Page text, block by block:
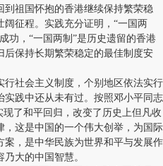
到祖国怀抱的香港继续保持繁荣稳
征程。实践充分证明，“一国两
功，“一国两制”是历史遗留的香港
后保持长期繁荣稳定的最佳制度安
社会主义制度，个别地区依法实行
践中还从未有过。按照邓小平同志
了和平回归，改变了历史上但凡收
这是中国的一个伟大创举，为国际
，是中华民族为世界和平与发展作
大的中国智慧。